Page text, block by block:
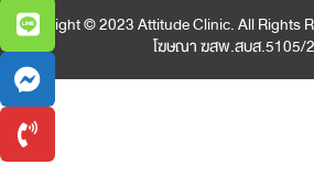
Copyright © 2023 Attitude Clinic. All Rights
โฆษณา ฆสพ.สบส.5105/